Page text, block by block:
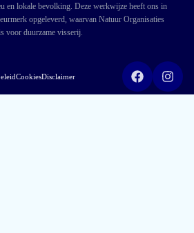
en lokale bevolking. Deze werkwijze heeft ons in
opgeleverd, waarvan Natuur Organisaties
voor duurzame visserij.
CookiesDisclaimer